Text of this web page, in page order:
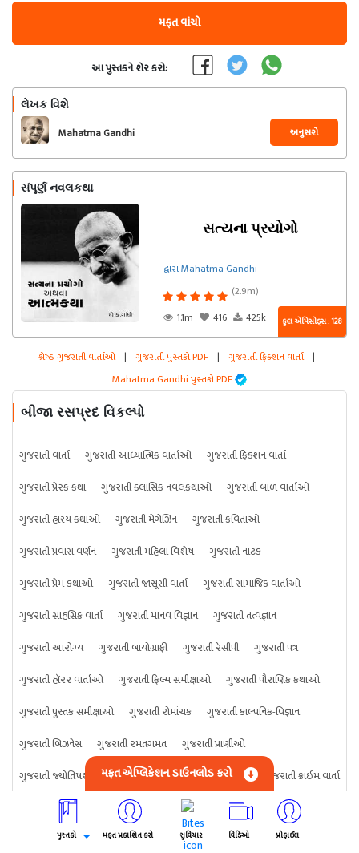
મફત વાંચો
આ પુસ્તકને શેર કરો:
લેખક વિશે
Mahatma Gandhi અનુસરો
સંપૂર્ણ નવલકથા
સત્યના પ્રયોગો
દ્વારા Mahatma Gandhi
(2.9m)
1.1m
416 425k કુલ એપિસોડ્સ : 128
શ્રેષ્ઠ ગુજરાતી વાર્તાઓ | ગુજરાતી પુસ્તકો PDF | ગુજરાતી ફિક્શન વાર્તા |
Mahatma Gandhi પુસ્તકો PDF
બીજા રસપ્રદ વિકલ્પો
ગુજરાતી વાર્તા ગુજરાતી આધ્યાત્મિક વાર્તાઓ
ગુજરાતી ફિક્શન વાર્તા
ગુજરાતી પ્રેરક કથા
ગુજરાતી ક્લાસિક નવલકથાઓ
ગુજરાતી બાળ વાર્તાઓ
ગુજરાતી હાસ્ય કથાઓ
ગુજરાતી મેગેઝિન
ગુજરાતી કવિતાઓ
ગુજરાતી પ્રવાસ વર્ણન
ગુજરાતી મહિલા વિશેષ
ગુજરાતી નાટક
ગુજરાતી પ્રેમ કથાઓ
ગુજરાતી જાસૂસી વાર્તા
ગુજરાતી સામાજિક વાર્તાઓ
ગુજરાતી સાહસિક વાર્તા
ગુજરાતી માનવ વિજ્ઞાન
ગુજરાતી તત્વજ્ઞાન
ગુજરાતી આરોગ્ય
ગુજરાતી બાયોગ્રાફી ગુજરાતી રેસીપી
ગુજરાતી પત્ર
ગુજરાતી હૉરર વાર્તાઓ
ગુજરાતી ફિલ્મ સમીક્ષાઓ
ગુજરાતી પૌરાણિક કથાઓ
ગુજરાતી પુસ્તક સમીક્ષાઓ
ગુજરાતી રોમાંચક
ગુજરાતી કાલ્પનિક-વિજ્ઞાન
ગુજરાતી બિઝનેસ
ગુજરાતી રમતગમત
ગુજરાતી પ્રાણીઓ
ગુજરાતી જ્યોતિષશાસ્ત્ર
ગુજરાતી વિજ્ઞાન ગુજરાતી કંઈપણ ગુજરાતી ક્રાઇમ વાર્તા
મફત એપ્લિકેશન ડાઉનલોડ કરો
પુસ્તકો મફત પ્રકાશિત કરો સુવિચાર વિડિઓ પ્રોફાઈલ